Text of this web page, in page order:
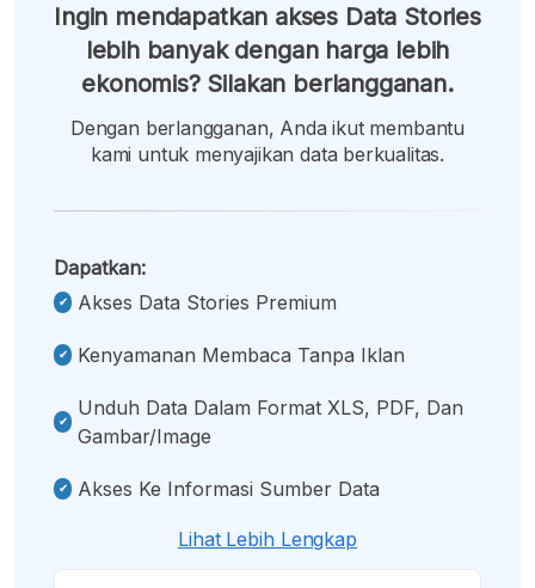
Ingin mendapatkan akses Data Stories
lebih banyak dengan harga lebih
ekonomis? Silakan berlangganan.
Dengan berlangganan, Anda ikut membantu
kami untuk menyajikan data berkualitas.
Dapatkan:
Akses Data Stories Premium
Kenyamanan Membaca Tanpa Iklan
Unduh Data Dalam Format XLS, PDF, Dan
Gambar/image
Akses Ke Informasi Sumber Data
Lihat Lebih Lengkap